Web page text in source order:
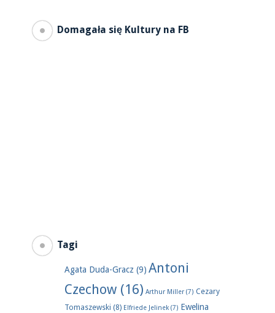
Domagała się Kultury na FB
Tagi
Agata Duda-Gracz (9) Antoni
Czechow(16) Arthur Miller(7) Cezary
Tomaszewski (8) Elfriede Jelinek(7) Ewelina